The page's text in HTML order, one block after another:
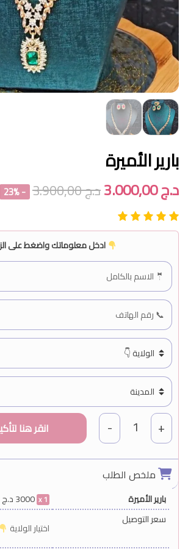
بارير الأميرة
د.ج3.000,00 د.ج3.900,00
- 23%
ادخل معلوماتك واضغط على
+
1
-
ملخص الطلب
بارير الأميرة 1
3000د.ج
سعر التوصيل
اختيار الولاية